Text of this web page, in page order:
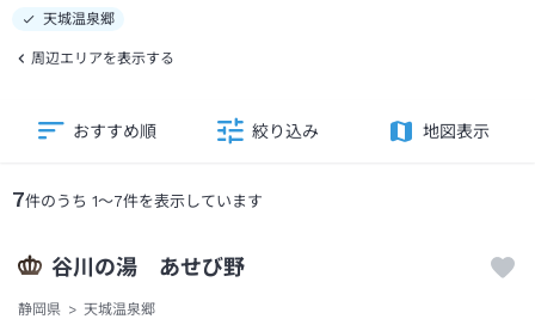
天城温泉郷
周辺エリアを表示する
7件のうち 1～7件を表示しています
おすすめ順 絞り込み 地図表示
谷川の湯 あせび野
静岡県
天城温泉郷